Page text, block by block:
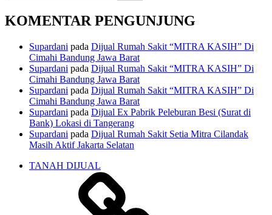
KOMENTAR PENGUNJUNG
Supardani pada Dijual Rumah Sakit “MITRA KASIH” Di
Cimahi Bandung Jawa Barat
Supardani pada Dijual Rumah Sakit “MITRA KASIH” Di
Cimahi Bandung Jawa Barat
Supardani pada Dijual Rumah Sakit “MITRA KASIH” Di
Cimahi Bandung Jawa Barat
Supardani pada Dijual Ex Pabrik Peleburan Besi (Surat di
Bank) Lokasi di Tangerang
Supardani pada Dijual Rumah Sakit Setia Mitra Cilandak
Masih Aktif Jakarta Selatan
TANAH DIJUAL